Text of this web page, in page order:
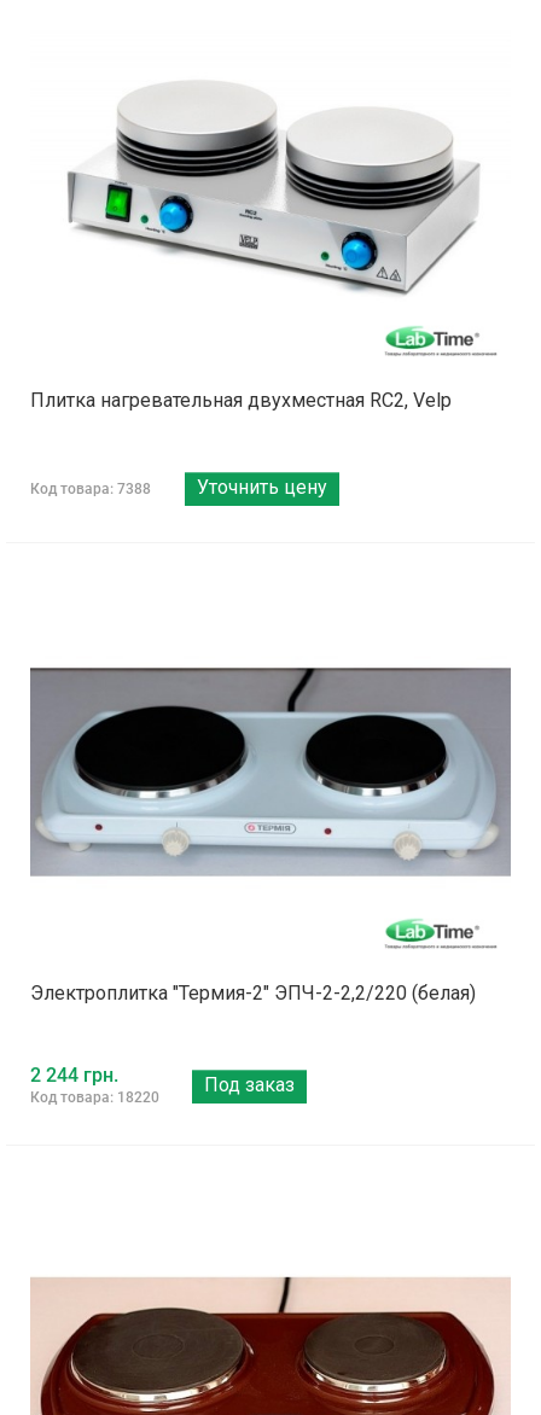
Плитка нагревательная двухместная RC2, Velp
Код товара: 7388 Уточнить цену
Электроплитка "Термия-2" ЭПЧ-2-2,2/220 (белая)
2 244 грн.
Код товара: 18220
Под заказ